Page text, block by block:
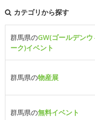
カテゴリから探す
群馬県のGW(ゴールデンウ
ーク)イベント
群馬県の物産展
群馬県の無料イベント